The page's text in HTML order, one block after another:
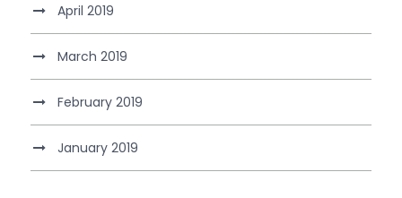
April 2019
March 2019
February 2019
January 2019